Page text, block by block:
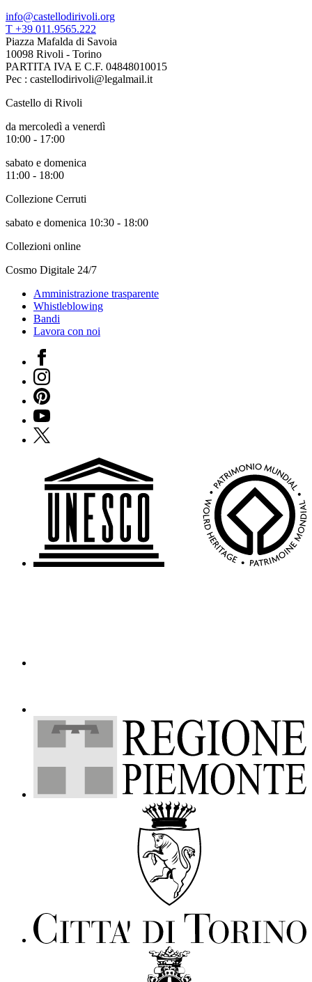
info@castellodirivoli.org
T +39 011.9565.222
Piazza Mafalda di Savoia
10098 Rivoli - Torino
PARTITA IVA E C.F. 04848010015
Pec : castellodirivoli@legalmail.it
Castello di Rivoli
da mercoledì a venerdì
10:00 - 17:00
sabato e domenica
11:00 - 18:00
Collezione Cerruti
sabato e domenica 10:30 - 18:00
Collezioni online
Cosmo Digitale 24/7
Amministrazione trasparente
Whistleblowing
Bandi
Lavora con noi
Facebook
Instagram
Pinterest
YouTube
X